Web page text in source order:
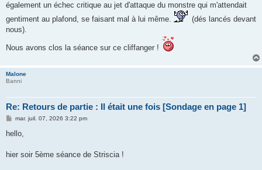
également un échec critique au jet d'attaque du monstre qui m'attendait
gentiment au plafond, se faisant mal à lui même.
(dés lancés devant
nous).
Nous avons clos la séance sur ce cliffanger !
Malone
Banni
Re: Retours de partie : Il était une fois [Sondage en page 1]
M
s
g
mar. juil. 07, 2026 3:22 pm
hello,
hier soir 5ème séance de Striscia !